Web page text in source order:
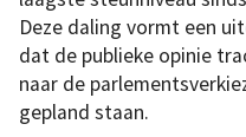
Deze daling vormt een
dat de publieke opinie
naar de
gepland staan.